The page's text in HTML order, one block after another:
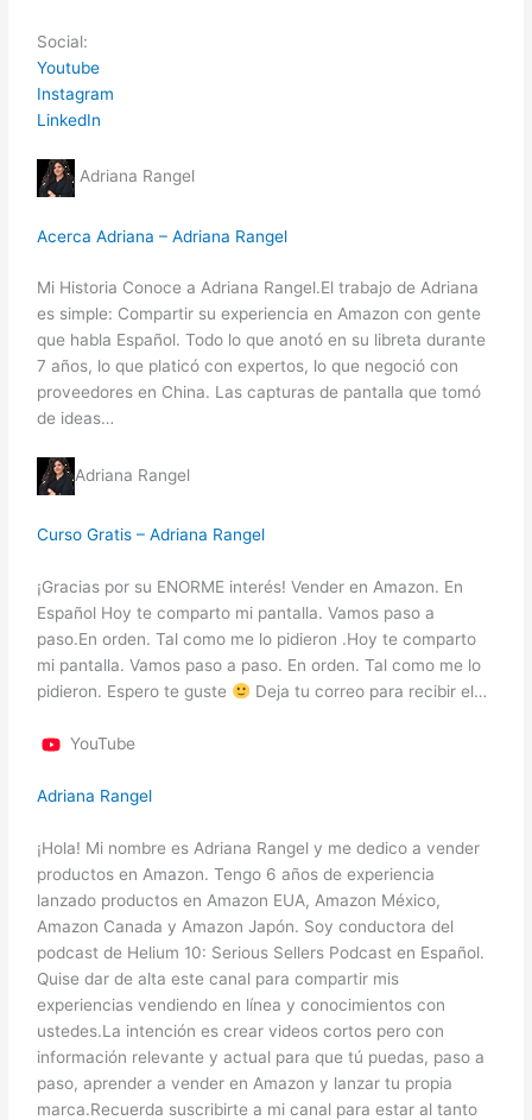
Social:
Youtube
Instagram
LinkedIn
Adriana Rangel
Acerca Adriana – Adriana Rangel
Mi Historia Conoce a Adriana Rangel.El trabajo de Adriana
es simple: Compartir su experiencia en Amazon con gente
que habla Español. Todo lo que anotó en su libreta durante
7 años, lo que platicó con expertos, lo que negoció con
proveedores en China. Las capturas de pantalla que tomó
de ideas…
Adriana Rangel
Curso Gratis – Adriana Rangel
¡Gracias por su ENORME interés! Vender en Amazon. En
Español Hoy te comparto mi pantalla. Vamos paso a
paso.En orden. Tal como me lo pidieron .Hoy te comparto
mi pantalla. Vamos paso a paso. En orden. Tal como me lo
pidieron. Espero te guste
Deja tu correo para recibir el…
YouTube
Adriana Rangel
¡Hola! Mi nombre es Adriana Rangel y me dedico a vender
productos en Amazon. Tengo 6 años de experiencia
lanzado productos en Amazon EUA, Amazon México,
Amazon Canada y Amazon Japón. Soy conductora del
podcast de Helium 10: Serious Sellers Podcast en Español.
Quise dar de alta este canal para compartir mis
experiencias vendiendo en línea y conocimientos con
ustedes.La intención es crear videos cortos pero con
información relevante y actual para que tú puedas, paso a
paso, aprender a vender en Amazon y lanzar tu propia
marca.Recuerda suscribirte a mi canal para estar al tanto